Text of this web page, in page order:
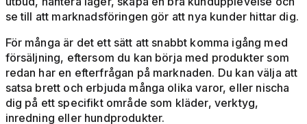
se till att marknadsföringen gör att nya kunder hittar dig.
För många är det ett sätt att snabbt komma igång med
försäljning, eftersom du kan börja med produkter som
redan har en efterfrågan på marknaden. Du kan välja att
satsa brett och erbjuda många olika varor, eller nischa
dig på ett specifikt område som kläder, verktyg,
inredning eller hundprodukter.